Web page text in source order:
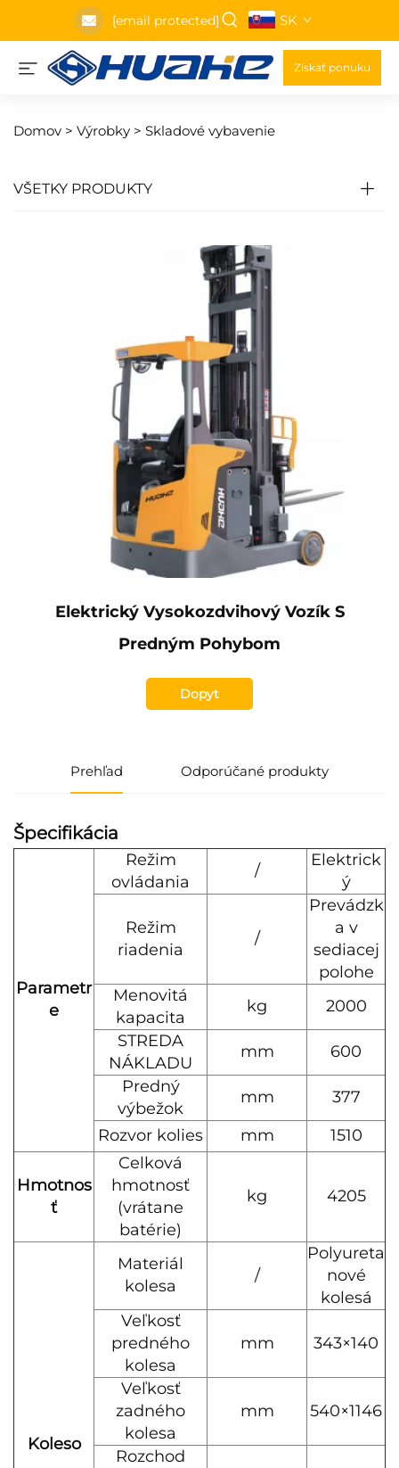
[email protected] SK
Získať ponuku
Domov > Výrobky > Skladové vybavenie
VŠETKY PRODUKTY
Elektrický Vysokozdvihový Vozík S
Predným Pohybom
Dopyt
Prehľad Odporúčané produkty
Špecifikácia
Parametr
e
Režim
ovládania
/
Elektrick
ý
Režim
riadenia
/
Prevádzk
a v
sediacej
polohe
Menovitá
kapacita
kg
2000
STREDA
NÁKLADU
mm
600
Predný
výbežok
mm
377
Rozvor kolies
mm 1510
Hmotnos
ť
Celková
hmotnosť
(vrátane
batérie)
kg 4205
Koleso
Materiál
kolesa
/
Polyureta
nové
kolesá
Veľkosť
predného
kolesa
mm 343×140
Veľkosť
zadného
kolesa
mm 540×1146
Rozchod